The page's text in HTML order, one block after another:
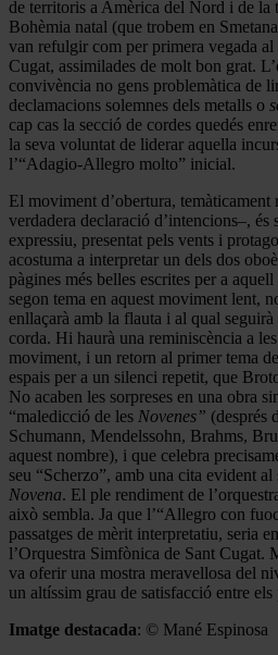
de territoris a Amèrica del Nord i de la
Bohèmia natal (que trobem en
van refulgir com per primera vegada
Cugat, assimilades de molt bon grat.
convivència no gens problemàtica de
declamacions solemnes dels metalls o
cap cas la secció de cordes quedés
la seva voluntat de liderar aquella
l’“Adagio-Allegro molto” inicial.
El moviment d’obertura,
verdadera declaració d’intencions–, és
expressiu, presentat pels vents i
acostuma a interpretar un dels dos
pàgines més belles escrites per a
segon tema en aquest moviment lent,
enllaçarà amb la flauta i al qual
corda. Hi haurà una reminiscència a
moviment, i un retorn al primer tema
espais per a un silenci repetit, que
No acaben les sorpreses en una obra
“maledicció de les Novenes” (després
Schumann, Mendelssohn, Brahms,
aquest nombre), i que celebra
seu “Scherzo”, amb una cita evident
Novena. El ple rendiment de
això sembla. Ja que l’“Allegro con
passatges de mèrit interpretatiu, seria
l’Orquestra Simfònica de Sant Cugat.
va oferir una mostra meravellosa del
un altíssim grau de satisfacció entre els
Imatge destacada: © Mané Espinosa